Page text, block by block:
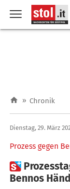
» Chronik
Prozess gegen
Dienstag, 29. März

Bennos